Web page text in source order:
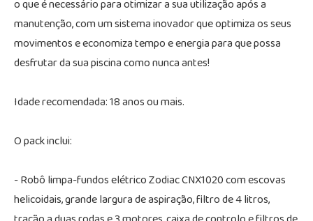
o que é necessário para otimizar a sua utilização após a
manutenção, com um sistema inovador que optimiza os seus
movimentos e economiza tempo e energia para que possa
desfrutar da sua piscina como nunca antes!
Idade recomendada: 18 anos ou mais.
O pack inclui:
- Robô limpa-fundos elétrico Zodiac CNX1020 com escovas
helicoidais, grande largura de aspiração, filtro de 4 litros,